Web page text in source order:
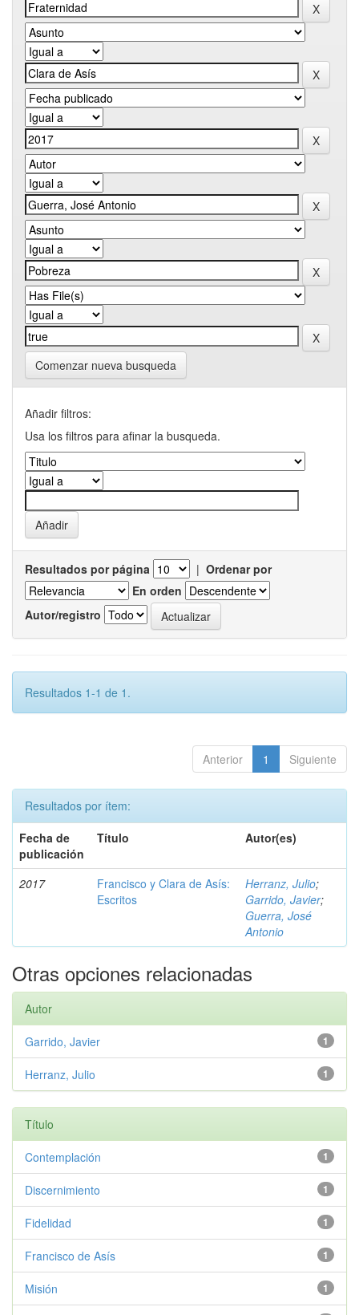
Comenzar nueva busqueda
Añadir filtros:
Usa los filtros para afinar la busqueda.
Resultados por página | Ordenar por
En orden
Autor/registro
Resultados 1-1 de 1.
Anterior 1 Siguiente
Resultados por ítem:
Fecha de
publicación
Título Autor(es)
2017
Francisco y Clara de Asís:
Escritos
Herranz, Julio;
Garrido, Javier;
Guerra, José
Antonio
Otras opciones relacionadas
Autor
1
Garrido, Javier
1
Herranz, Julio
Título
1
Contemplación
1
Discernimiento
1
Fidelidad
1
Francisco de Asís
1
Misión